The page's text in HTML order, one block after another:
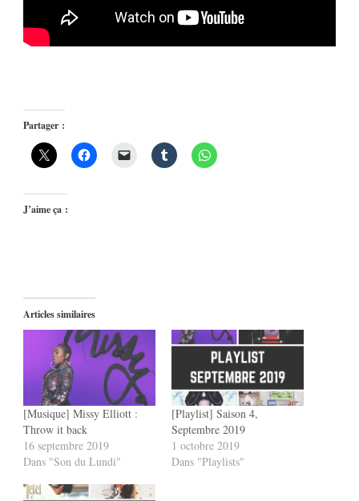
Partager :
J’aime ça :
Articles similaires
[Musique] Missy Elliott :
Throw it back
16 septembre 2019
Dans "Son du Lundi"
[Playlist] Saison 4,
Septembre 2019
1 octobre 2019
Dans "Playlists"